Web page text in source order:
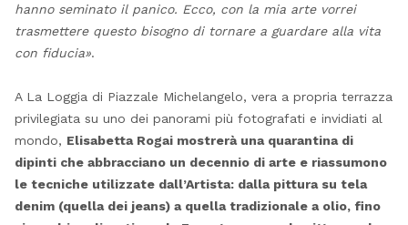
hanno seminato il panico. Ecco, con la mia arte vorrei
trasmettere questo bisogno di tornare a guardare alla vita
con fiducia».
A La Loggia di Piazzale Michelangelo, vera a propria terrazza
privilegiata su uno dei panorami più fotografati e invidiati al
mondo, Elisabetta Rogai mostrerà una quarantina di
dipinti che abbracciano un decennio di arte e riassumono
le tecniche utilizzate dall’Artista: dalla pittura su tela
denim (quella dei jeans) a quella tradizionale a olio, fino